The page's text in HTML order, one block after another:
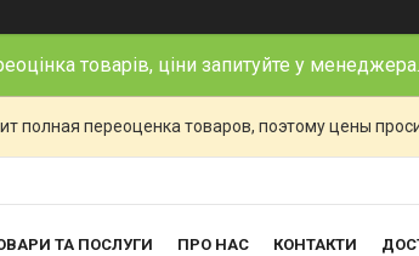
товарів, ціни запитуйте у менеджера.
полная переоценка товаров, поэтому цены
ТА ПОСЛУГИ ПРО НАС КОНТАКТИ